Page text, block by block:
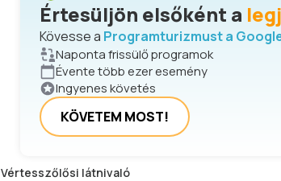
Értesüljön elsőként a
Kövesse a Programturizmust a
Naponta frissülő programok
Évente több ezer esemény
Ingyenes követés
KÖVETEM MOST!
Vértesszőlősi látnivaló